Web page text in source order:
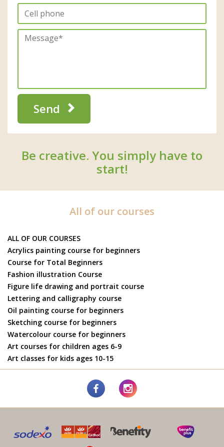
Send
Be creative. You simply have to
start!
All of our courses
ALL OF OUR COURSES
Acrylics painting course for beginners
Course for Total Beginners
Fashion illustration Course
Figure life drawing and portrait course
Lettering and calligraphy course
Oil painting course for beginners
Sketching course for beginners
Watercolour course for beginners
Art courses for children ages 6-9
Art classes for kids ages 10-15